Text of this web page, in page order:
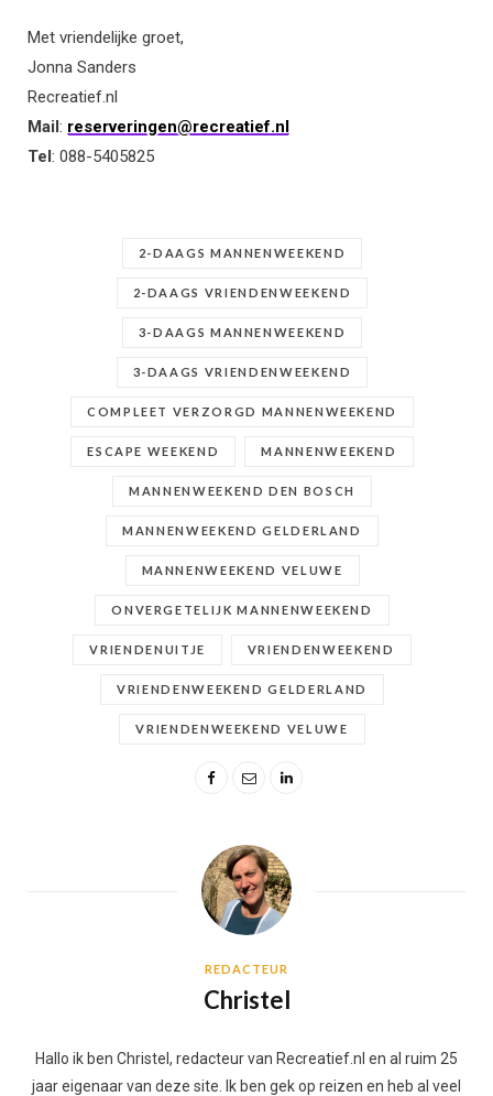
Met vriendelijke groet,
Jonna Sanders
Recreatief.nl
Mail: reserveringen@recreatief.nl
Tel: 088-5405825
2-DAAGS MANNENWEEKEND
2-DAAGS VRIENDENWEEKEND
3-DAAGS MANNENWEEKEND
3-DAAGS VRIENDENWEEKEND
COMPLEET VERZORGD MANNENWEEKEND
ESCAPE WEEKEND MANNENWEEKEND
MANNENWEEKEND DEN BOSCH
MANNENWEEKEND GELDERLAND
MANNENWEEKEND VELUWE
ONVERGETELIJK MANNENWEEKEND
VRIENDENUITJE VRIENDENWEEKEND
VRIENDENWEEKEND GELDERLAND
VRIENDENWEEKEND VELUWE
REDACTEUR
Christel
Hallo ik ben Christel, redacteur van Recreatief.nl en al ruim 25
jaar eigenaar van deze site. Ik ben gek op reizen en heb al veel